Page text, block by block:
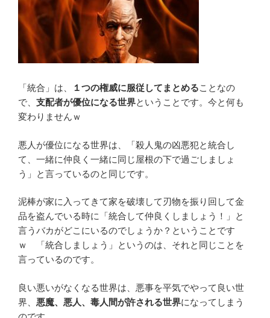
「統合」は、 １つの権威に服従してまとめることなの
で、 支配者が優位になる世界ということです。今と何も
変わりませんｗ
悪人が優位になる世界は、「殺人鬼の凶悪犯と統合し
て、一緒に仲良く一緒に同じ屋根の下で過ごしましょ
う」と言っているのと同じです。
泥棒が家に入ってきて家を破壊して刃物を振り回して金
品を盗んでいる時に「統合して仲良くしましょう！」と
言うバカがどこにいるのでしょうか？ということです
ｗ 「統合しましょう」というのは、それと同じことを
言っているのです。
良い悪いがなくなる世界は、悪事を平気でやって良い世
界、 悪魔、悪人、毒人間が許される世界になってしまう